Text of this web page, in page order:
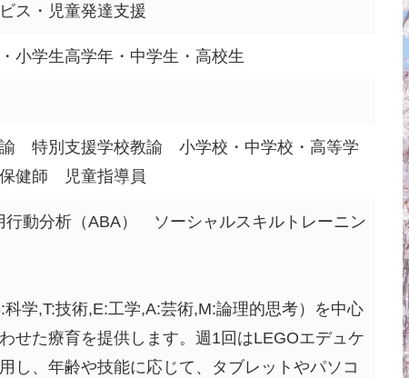
ス・児童発達支援
小学生高学年・中学生・高校生
特別支援学校教諭 小学校・中学校・高等学
健師 児童指導員
動分析（ABA） ソーシャルスキルトレーニン
科学,T:技術,E:工学,A:芸術,M:論理的思考）を中心
せた療育を提供します。週1回はLEGOエデュケ
し、年齢や技能に応じて、タブレットやパソコ